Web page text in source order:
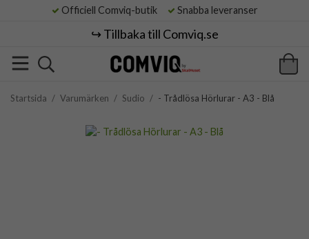
Officiell Comviq-butik Snabba leveranser
↪️ Tillbaka till Comviq.se
Startsida / Varumärken / Sudio / - Trådlösa Hörlurar - A3 - Blå